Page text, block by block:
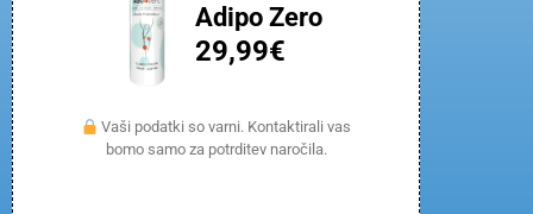
Adipo Zero
29,99€
Vaši podatki so varni. Kontaktirali vas
bomo samo za potrditev naročila.